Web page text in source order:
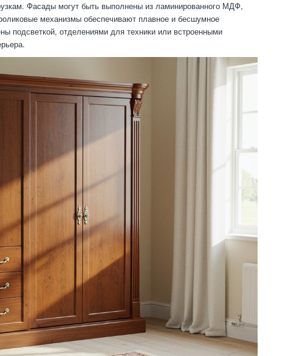
Фасады могут быть выполнены из ламинированного МДФ,
механизмы обеспечивают плавное и бесшумное
подсветкой, отделениями для техники или встроенными